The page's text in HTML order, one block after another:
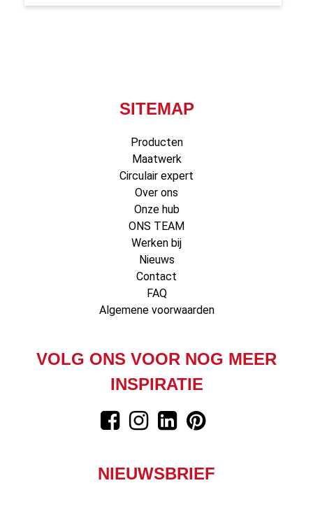
SITEMAP
Producten
Maatwerk
Circulair expert
Over ons
Onze hub
ONS TEAM
Werken bij
Nieuws
Contact
FAQ
Algemene voorwaarden
VOLG ONS VOOR NOG MEER
INSPIRATIE
NIEUWSBRIEF